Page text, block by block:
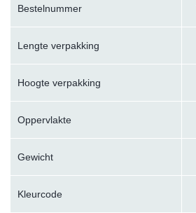
Bestelnummer
Lengte verpakking
Hoogte verpakking
Oppervlakte
Gewicht
Kleurcode